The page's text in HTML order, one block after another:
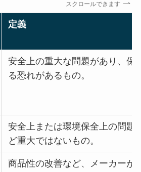
スクロールできます
定義
安全上の重大な問題があり、保
る恐れがあるもの。
安全上または環境保全上の問題
ど重大ではないもの。
商品性の改善など、メーカーが